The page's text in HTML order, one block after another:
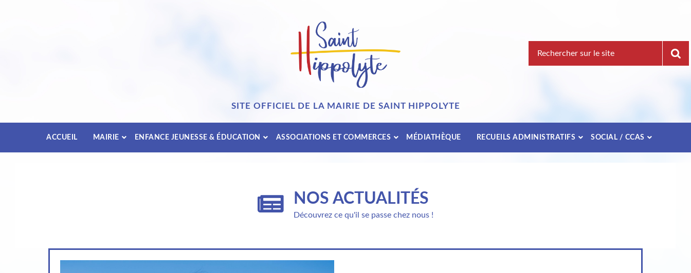
pour
SITE OFFICIEL DE LA MAIRIE DE SAINT HIPPOLYTE
ACCUEIL MAIRIE ENFANCE JEUNESSE & ÉDUCATION ASSOCIATIONS ET COMMERCES MÉDIATHÈQUE RECUEILS ADMINISTRATIFS SOCIAL / CCAS
NOS ACTUALITÉS
Découvrez ce qu'il se passe chez nous !